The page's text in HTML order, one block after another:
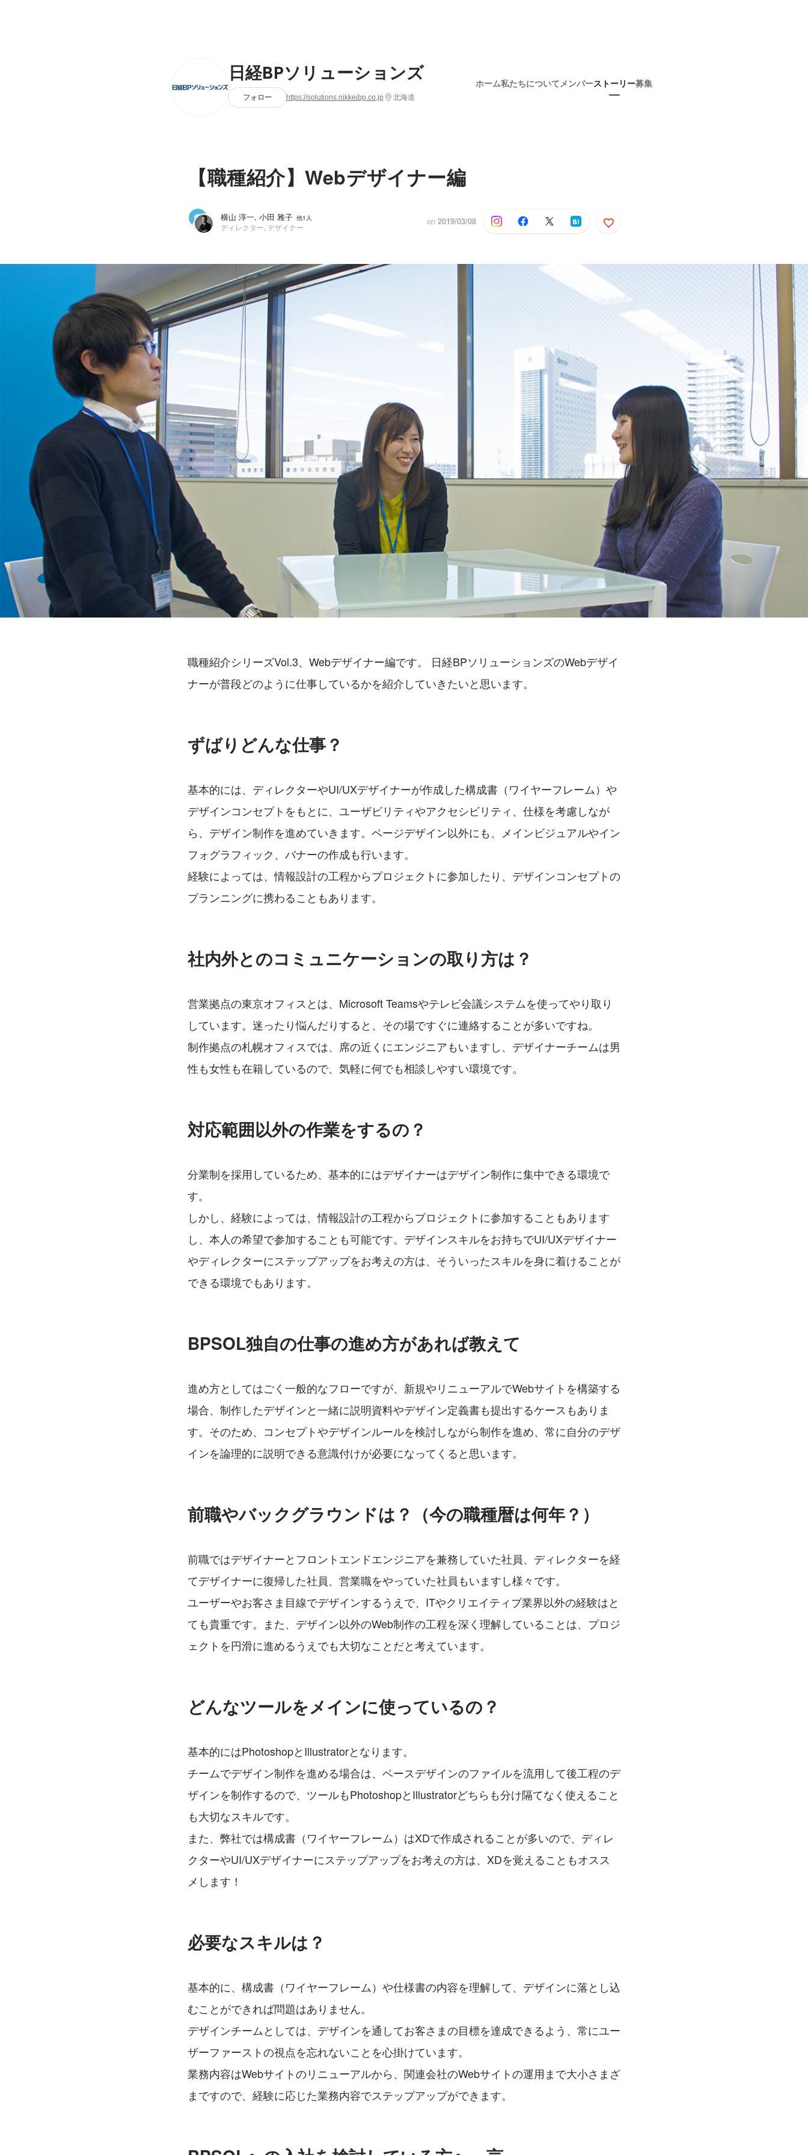
日経BPソリューションズ
フォロー https://solutions.nikkeibp.co.jp 北海道
ホーム私たちについて メンバーストーリー募集
【職種紹介】Webデザイナー編
横山 淳一, 小田 雅子 他1人
ディレクター, デザイナー
on 2019/03/08
職種紹介シリーズVol.3、Webデザイナー編です。 日経BPソリューションズのWebデザイ
ナーが普段どのように仕事しているかを紹介していきたいと思います。
ずばりどんな仕事？
基本的には、ディレクターやUI/UXデザイナーが作成した構成書（ワイヤーフレーム）や
デザインコンセプトをもとに、ユーザビリティやアクセシビリティ、仕様を考慮しなが
ら、デザイン制作を進めていきます。ページデザイン以外にも、メインビジュアルやイン
フォグラフィック、バナーの作成も行います。
経験によっては、情報設計の工程からプロジェクトに参加したり、デザインコンセプトの
プランニングに携わることもあります。
社内外とのコミュニケーションの取り方は？
営業拠点の東京オフィスとは、Microsoft Teamsやテレビ会議システムを使ってやり取り
しています。迷ったり悩んだりすると、その場ですぐに連絡することが多いですね。
制作拠点の札幌オフィスでは、席の近くにエンジニアもいますし、デザイナーチームは男
性も女性も在籍しているので、気軽に何でも相談しやすい環境です。
対応範囲以外の作業をするの？
分業制を採用しているため、基本的にはデザイナーはデザイン制作に集中できる環境で
す。
しかし、経験によっては、情報設計の工程からプロジェクトに参加することもあります
し、本人の希望で参加することも可能です。デザインスキルをお持ちでUI/UXデザイナー
やディレクターにステップアップをお考えの方は、そういったスキルを身に着けることが
できる環境でもあります。
BPSOL独自の仕事の進め方があれば教えて
進め方としてはごく一般的なフローですが、新規やリニューアルでWebサイトを構築する
場合、制作したデザインと一緒に説明資料やデザイン定義書も提出するケースもありま
す。そのため、コンセプトやデザインルールを検討しながら制作を進め、常に自分のデザ
インを論理的に説明できる意識付けが必要になってくると思います。
前職やバックグラウンドは？（今の職種暦は何年？）
前職ではデザイナーとフロントエンドエンジニアを兼務していた社員、ディレクターを経
てデザイナーに復帰した社員、営業職をやっていた社員もいますし様々です。
ユーザーやお客さま目線でデザインするうえで、ITやクリエイティブ業界以外の経験はと
ても貴重です。また、デザイン以外のWeb制作の工程を深く理解していることは、プロジ
ェクトを円滑に進めるうえでも大切なことだと考えています。
どんなツールをメインに使っているの？
基本的にはPhotoshopとIllustratorとなります。
チームでデザイン制作を進める場合は、ベースデザインのファイルを流用して後工程のデ
ザインを制作するので、ツールもPhotoshopとIllustratorどちらも分け隔てなく使えること
も大切なスキルです。
また、弊社では構成書（ワイヤーフレーム）はXDで作成されることが多いので、ディレ
クターやUI/UXデザイナーにステップアップをお考えの方は、XDを覚えることもオスス
メします！
必要なスキルは？
基本的に、構成書（ワイヤーフレーム）や仕様書の内容を理解して、デザインに落とし込
むことができれば問題はありません。
デザインチームとしては、デザインを通してお客さまの目標を達成できるよう、常にユー
ザーファーストの視点を忘れないことを心掛けています。
業務内容はWebサイトのリニューアルから、関連会社のWebサイトの運用まで大小さまざ
まですので、経験に応じた業務内容でステップアップができます。
横山 淳一
日経BPソリューションズ / ディレクター